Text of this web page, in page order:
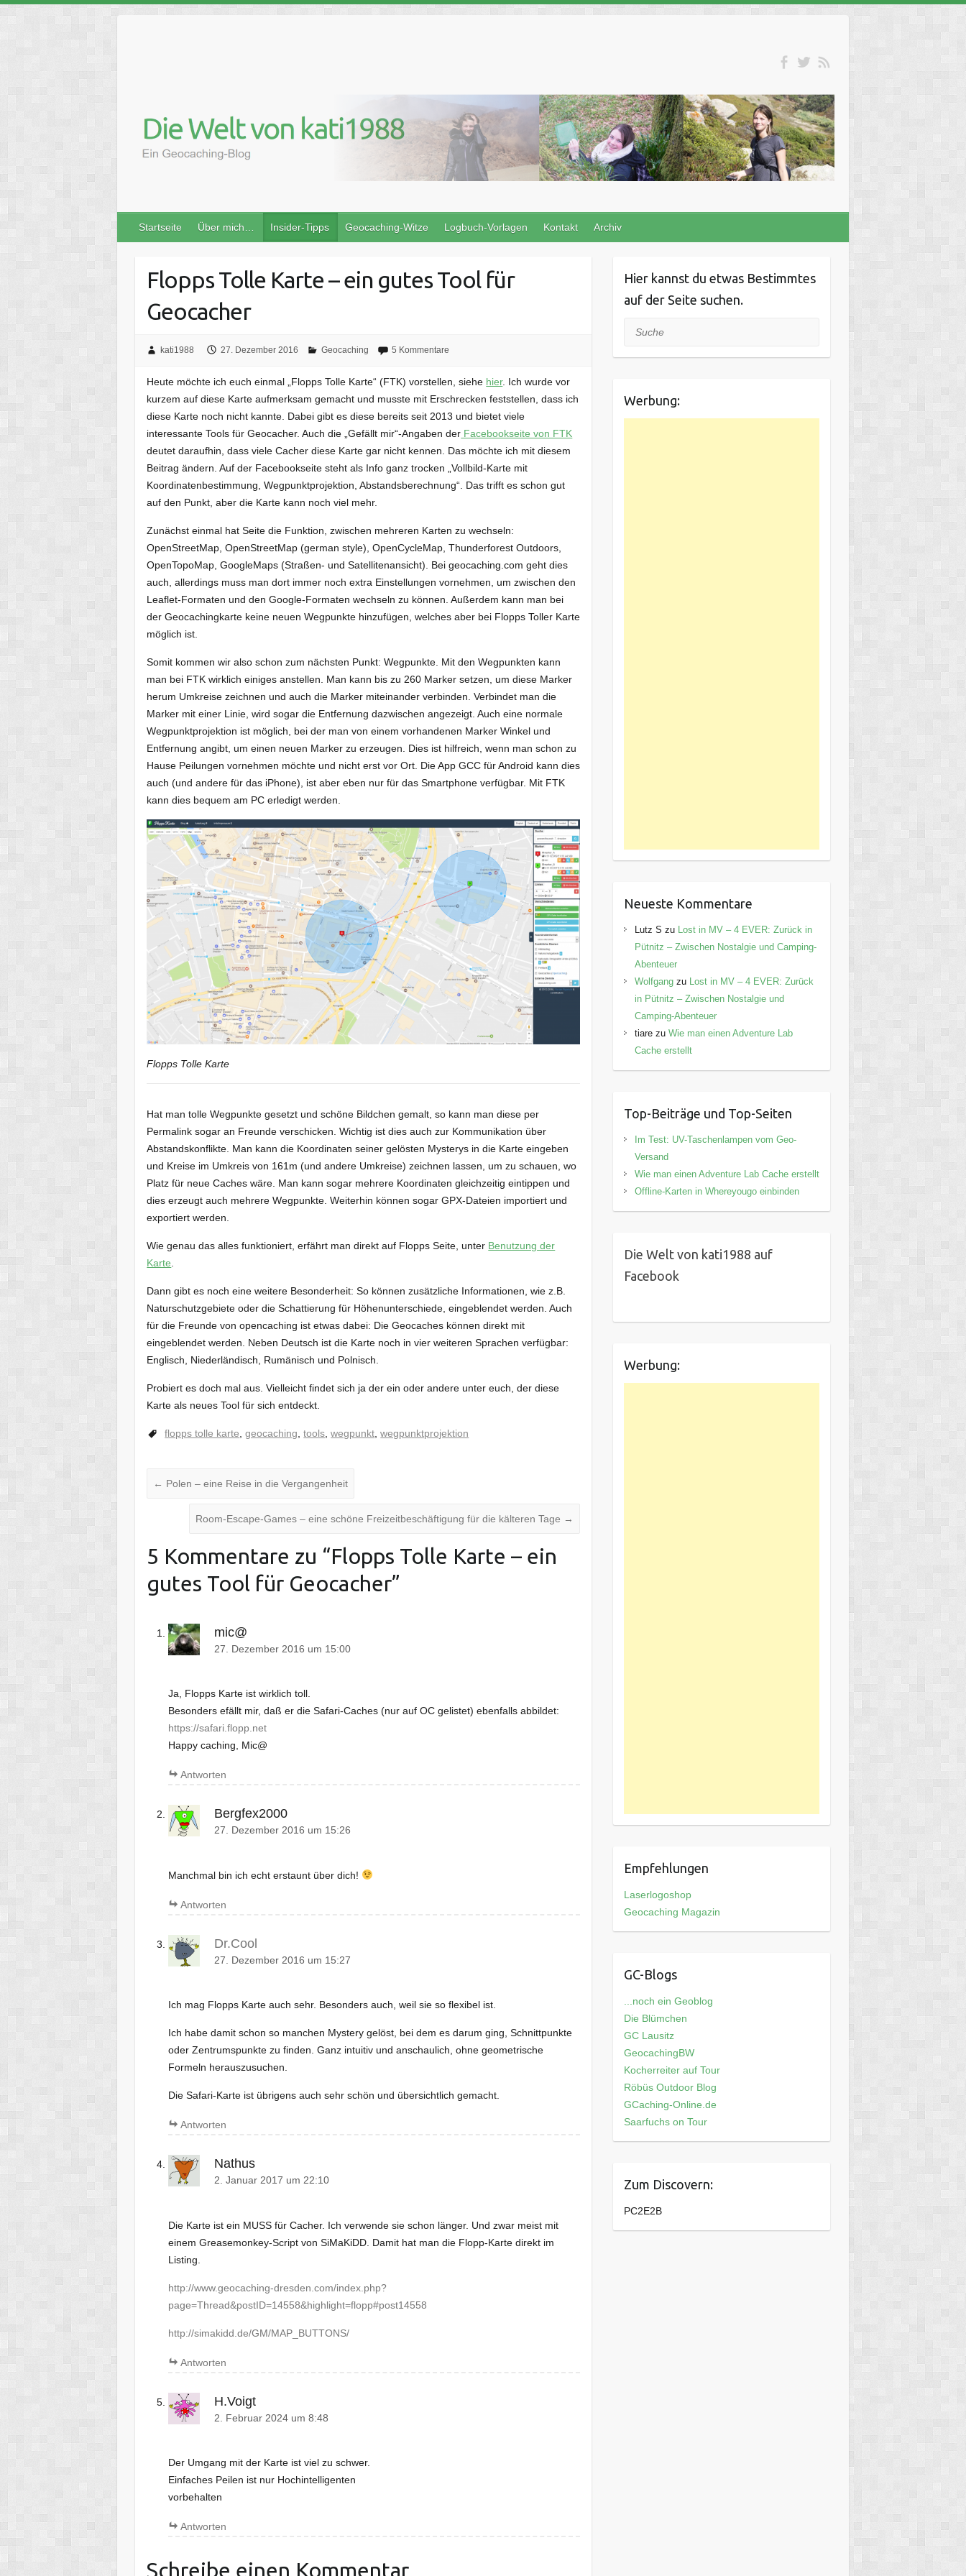
content
Startseite Über mich… Insider-Tipps Geocaching-Witze Logbuch-Vorlagen Kontakt Archiv
Flopps Tolle Karte – ein gutes Tool für
Geocacher
kati1988 27. Dezember 2016 Geocaching 5 Kommentare
Heute möchte ich euch einmal „Flopps Tolle Karte“ (FTK) vorstellen, siehe hier. Ich wurde vor
kurzem auf diese Karte aufmerksam gemacht und musste mit Erschrecken feststellen, dass ich
diese Karte noch nicht kannte. Dabei gibt es diese bereits seit 2013 und bietet viele
interessante Tools für Geocacher. Auch die „Gefällt mir“-Angaben der Facebookseite von FTK
deutet daraufhin, dass viele Cacher diese Karte gar nicht kennen. Das möchte ich mit diesem
Beitrag ändern. Auf der Facebookseite steht als Info ganz trocken „Vollbild-Karte mit
Koordinatenbestimmung, Wegpunktprojektion, Abstandsberechnung“. Das trifft es schon gut
auf den Punkt, aber die Karte kann noch viel mehr.
Zunächst einmal hat Seite die Funktion, zwischen mehreren Karten zu wechseln:
OpenStreetMap, OpenStreetMap (german style), OpenCycleMap, Thunderforest Outdoors,
OpenTopoMap, GoogleMaps (Straßen- und Satellitenansicht). Bei geocaching.com geht dies
auch, allerdings muss man dort immer noch extra Einstellungen vornehmen, um zwischen den
Leaflet-Formaten und den Google-Formaten wechseln zu können. Außerdem kann man bei
der Geocachingkarte keine neuen Wegpunkte hinzufügen, welches aber bei Flopps Toller Karte
möglich ist.
Somit kommen wir also schon zum nächsten Punkt: Wegpunkte. Mit den Wegpunkten kann
man bei FTK wirklich einiges anstellen. Man kann bis zu 260 Marker setzen, um diese Marker
herum Umkreise zeichnen und auch die Marker miteinander verbinden. Verbindet man die
Marker mit einer Linie, wird sogar die Entfernung dazwischen angezeigt. Auch eine normale
Wegpunktprojektion ist möglich, bei der man von einem vorhandenen Marker Winkel und
Entfernung angibt, um einen neuen Marker zu erzeugen. Dies ist hilfreich, wenn man schon zu
Hause Peilungen vornehmen möchte und nicht erst vor Ort. Die App GCC für Android kann dies
auch (und andere für das iPhone), ist aber eben nur für das Smartphone verfügbar. Mit FTK
kann dies bequem am PC erledigt werden.
Flopps Tolle Karte
Hat man tolle Wegpunkte gesetzt und schöne Bildchen gemalt, so kann man diese per
Permalink sogar an Freunde verschicken. Wichtig ist dies auch zur Kommunikation über
Abstandskonflikte. Man kann die Koordinaten seiner gelösten Mysterys in die Karte eingeben
und Kreise im Umkreis von 161m (und andere Umkreise) zeichnen lassen, um zu schauen, wo
Platz für neue Caches wäre. Man kann sogar mehrere Koordinaten gleichzeitig eintippen und
dies erzeugt auch mehrere Wegpunkte. Weiterhin können sogar GPX-Dateien importiert und
exportiert werden.
Wie genau das alles funktioniert, erfährt man direkt auf Flopps Seite, unter Benutzung der
Karte
Dann gibt es noch eine weitere Besonderheit: So können zusätzliche Informationen, wie z.B.
Naturschutzgebiete oder die Schattierung für Höhenunterschiede, eingeblendet werden. Auch
für die Freunde von opencaching ist etwas dabei: Die Geocaches können direkt mit
eingeblendet werden. Neben Deutsch ist die Karte noch in vier weiteren Sprachen verfügbar:
Englisch, Niederländisch, Rumänisch und Polnisch.
Probiert es doch mal aus. Vielleicht findet sich ja der ein oder andere unter euch, der diese
Karte als neues Tool für sich entdeckt.
flopps tolle karte ,geocaching ,tools ,wegpunkt ,wegpunktprojektion
← Polen – eine Reise in die Vergangenheit
Room-Escape-Games – eine schöne Freizeitbeschäftigung für die kälteren Tage →
5 Kommentare zu “Flopps Tolle Karte – ein
gutes Tool für Geocacher”
mic@
27. Dezember 2016 um 15:00
Ja, Flopps Karte ist wirklich toll.
Besonders efällt mir, daß er die Safari-Caches (nur auf OC gelistet) ebenfalls abbildet:
https://safari.flopp.net
Happy caching, Mic@
Antworten
Bergfex2000
27. Dezember 2016 um 15:26
Manchmal bin ich echt erstaunt über dich!
Antworten
Dr.Cool
27. Dezember 2016 um 15:27
Ich mag Flopps Karte auch sehr. Besonders auch, weil sie so flexibel ist.
Ich habe damit schon so manchen Mystery gelöst, bei dem es darum ging, Schnittpunkte
oder Zentrumspunkte zu finden. Ganz intuitiv und anschaulich, ohne geometrische
Formeln herauszusuchen.
Die Safari-Karte ist übrigens auch sehr schön und übersichtlich gemacht.
Antworten
Nathus
2. Januar 2017 um 22:10
Die Karte ist ein MUSS für Cacher. Ich verwende sie schon länger. Und zwar meist mit
einem Greasemonkey-Script von SiMaKiDD. Damit hat man die Flopp-Karte direkt im
Listing.
http://www.geocaching-dresden.com/index.php?
page=Thread&postID=14558&highlight=flopp#post14558
http://simakidd.de/GM/MAP_BUTTONS/
Antworten
H.Voigt
2. Februar 2024 um 8:48
Der Umgang mit der Karte ist viel zu schwer.
Einfaches Peilen ist nur Hochintelligenten
vorbehalten
Antworten
Schreibe einen Kommentar
Hier kannst du etwas Bestimmtes
auf der Seite suchen.
Suche
Werbung:
Neueste Kommentare
Lutz S zu
Lost in MV – 4 EVER: Zurück in
Pütnitz – Zwischen Nostalgie und Camping-
Abenteuer
Wolfgangzu
Lost in MV – 4 EVER: Zurück
in Pütnitz – Zwischen Nostalgie und
Camping-Abenteuer
tiarezu Wie man einen Adventure Lab
Cache erstellt
Top-Beiträge und Top-Seiten
Im Test: UV-Taschenlampen vom Geo-
Versand
Wie man einen Adventure Lab Cache erstellt
Offline-Karten in Whereyougo einbinden
Die Welt von kati1988 auf
Facebook
Werbung:
Empfehlungen
Laserlogoshop
Geocaching Magazin
GC-Blogs
...noch ein Geoblog
Die Blümchen
GC Lausitz
GeocachingBW
Kocherreiter auf Tour
Röbüs Outdoor Blog
GCaching-Online.de
Saarfuchs on Tour
Zum Discovern:
PC2E2B